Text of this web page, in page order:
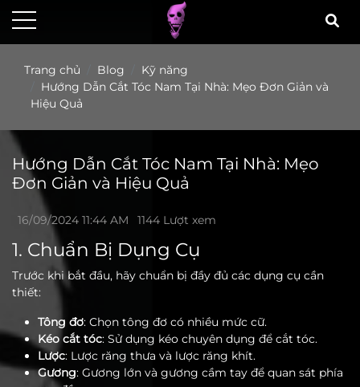
Trang chủ Blog
Kỹ năng
Hướng Dẫn Cắt Tóc Nam Tại Nhà: Mẹo Đơn Giản và
Hiệu Quả
Hướng Dẫn Cắt Tóc Nam Tại Nhà: Mẹo
Đơn Giản và Hiệu Quả
16/09/2024 11:44 AM 1144 Lượt xem
1. Chuẩn Bị Dụng Cụ
Trước khi bắt đầu, hãy chuẩn bị đầy đủ các dụng cụ cần
thiết:
Tông đơ: Chọn tông đơ có nhiều mức cữ.
Kéo cắt tóc: Sử dụng kéo chuyên dụng để cắt tóc.
Lược: Lược răng thưa và lược răng khít.
Gương: Gương lớn và gương cầm tay để quan sát phía